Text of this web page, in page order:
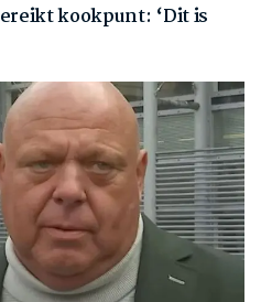
kookpunt: ‘Dit is